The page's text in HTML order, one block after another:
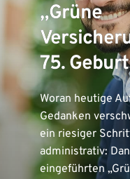
„Grüne
75.
Woran heutige
Gedanken
ein riesiger
administrativ:
eingeführten